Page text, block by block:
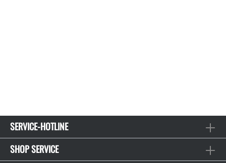
SERVICE-HOTLINE
SHOP SERVICE